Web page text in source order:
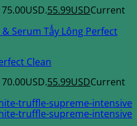
55.99USDCurrent
Clean
55.99USDCurrent